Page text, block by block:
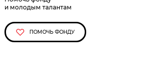
и молодым талантам
ПОМОЧЬ ФОНДУ